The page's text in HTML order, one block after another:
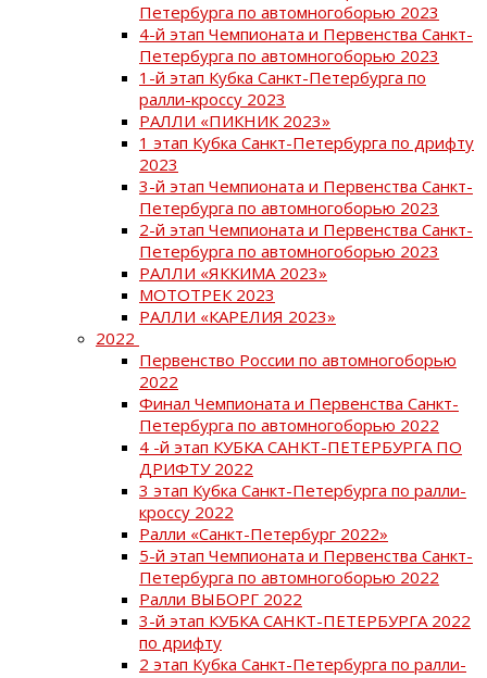
Петербурга по автомногоборью 2023
4-й этап Чемпионата и Первенства Санкт-
Петербурга по автомногоборью 2023
1-й этап Кубка Санкт-Петербурга по
ралли-кроссу 2023
РАЛЛИ «ПИКНИК 2023»
1 этап Кубка Санкт-Петербурга по дрифту
2023
3-й этап Чемпионата и Первенства Санкт-
Петербурга по автомногоборью 2023
2-й этап Чемпионата и Первенства Санкт-
Петербурга по автомногоборью 2023
РАЛЛИ «ЯККИМА 2023»
МОТОТРЕК 2023
РАЛЛИ «КАРЕЛИЯ 2023»
2022
Первенство России по автомногоборью
2022
Финал Чемпионата и Первенства Санкт-
Петербурга по автомногоборью 2022
4 -й этап КУБКА САНКТ-ПЕТЕРБУРГА ПО
ДРИФТУ 2022
3 этап Кубка Санкт-Петербурга по ралли-
кроссу 2022
Ралли «Санкт-Петербург 2022»
5-й этап Чемпионата и Первенства Санкт-
Петербурга по автомногоборью 2022
Ралли ВЫБОРГ 2022
3-й этап КУБКА САНКТ-ПЕТЕРБУРГА 2022
по дрифту
2 этап Кубка Санкт-Петербурга по ралли-